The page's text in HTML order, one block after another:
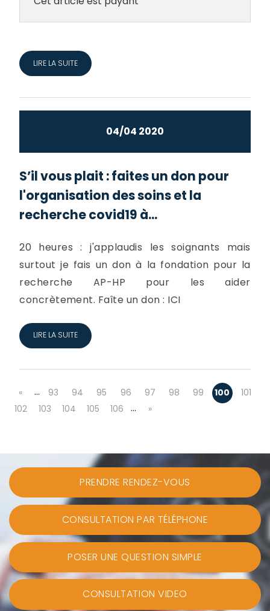
LIRE LA SUITE
04/04 2020
S’il vous plait : faites un don pour
l'organisation des soins et la
recherche covid19 à...
20 heures : j'applaudis les soignants mais
surtout je fais un don à la fondation pour la
recherche AP-HP pour les aider
concrètement. Faîte un don : ICI
LIRE LA SUITE
« … 93 94 95 96 97 98 99 100
101
102
103 104 105 106 … »
PRENDRE RENDEZ-VOUS
CONSULTATION PAR TÉLÉPHONE
POSER UNE QUESTION SIMPLE
CONSULTATION VIDEO